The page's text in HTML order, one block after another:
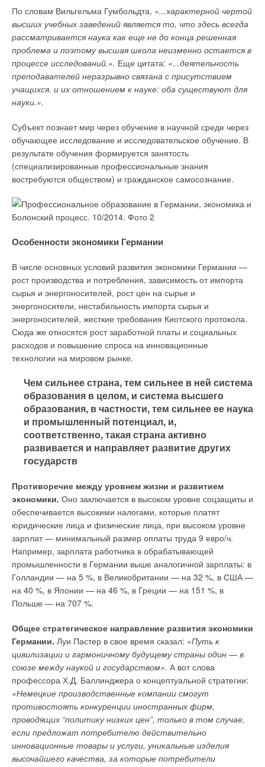
По словам Вильгельма Гумбольдта, «...характерной чертой
высших учебных заведений является то, что здесь всегда
рассматривается наука как еще не до конца решенная
проблема и поэтому высшая школа неизменно остается в
процессе исследований.». Еще цитата: «...деятельность
преподавателей неразрывно связана с присутствием
учащихся. и их отношением к науке: оба существуют для
науки.».
Субъект познает мир через обучение в научной среде через
обучающее исследование и исследовательское обучение. В
результате обучения формируется занятость
(специализированные профессиональные знания
востребуются обществом) и гражданское самосознание.
Особенности экономики Германии
В числе основных условий развития экономики Германии —
рост производства и потребления, зависимость от импорта
сырья и энергоносителей, рост цен на сырье и
энергоносители, нестабильность импорта сырья и
энергоносителей, жесткие требования Киотского протокола.
Сюда же относятся рост заработной платы и социальных
расходов и повышение спроса на инновационные
технологии на мировом рынке.
Чем сильнее страна, тем сильнее в ней система
образования в целом, и система высшего
образования, в частности, тем сильнее ее наука
и промышленный потенциал, и,
соответственно, такая страна активно
развивается и направляет развитие других
государств
Противоречие между уровнем жизни и развитием
экономики. Оно заключается в высоком уровне соцзащиты и
обеспечивается высокими налогами, которые платят
юридические лица и физические лица, при высоком уровне
зарплат — минимальный размер оплаты труда 9 евро/ч.
Например, зарплата работника в обрабатывающей
промышленности в Германии выше аналогичной зарплаты: в
Голландии — на 5 %, в Великобритании — на 32 %, в США —
на 40 %, в Японии — на 46 %, в Греции — на 151 %, в
Польше — на 707 %.
Общее стратегическое направление развития экономики
Германии. Луи Пастер в свое время сказал: «Путь к
цивилизации и гармоничному будущему страны один — в
союзе между наукой и государством». А вот слова
профессора Х.Д. Баллинджера о концептуальной стратегии:
«Немецкие производственные компании смогут
противостоять конкуренции иностранных фирм,
проводящих “политику низких цен”, только в том случае,
если предложат потребителю действительно
инновационные товары и услуги, уникальные изделия
высочайшего качества, за которые потребители
появился в Хельсинки. Кстати, внедрить подобные
технологии собирались ещё в 2008 году и московские
власти. Правда, тогда речь шла об использовании горячих
водостоков. Однако (видимо, из-за череды экономических
кризисов) идее пока что не было суждено претвориться в
жизнь. Подобная система была введена в строй на
экспериментальной площадке перед зданием столичной
мэрии[3].
[2] http://www.med-inform72.ru/stati/oktyabr/travmatizm-v-zimnij-period.html
[3] http://www.rg.ru/2008/07/07/dorogi.html
Читайте по теме:
→
Ресурсные тестирования электромагнитных клапанов
Danfoss
ЖУРНАЛ СОК ДЕКАБРЬ 2020
→
Надёжные решения Danfoss для эффективного
ЖУРНАЛ СОК ИЮЛЬ 2020
О целесообразности индивидуального учёта тепла в
МКД
ЖУРНАЛ СОК МАЙ 2020
→
DanfossCAD: новые возможности привычного
инструмента
ЖУРНАЛ СОК АПРЕЛЬ 2020
Уведомления отключены
Комментарии
Нам с собакой деваться некуда от этой соли, пожалели бы животных
ДА
Добавить комментарий
Ваше имя *
Ваш E-mail *
Текст комментария